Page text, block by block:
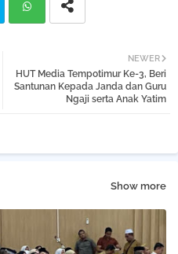
atsa
NEWER
HUT Media Tempotimur Ke-3, Beri
Santunan Kepada Janda dan Guru
Ngaji serta Anak Yatim
Show more